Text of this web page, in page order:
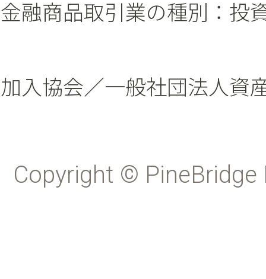
金融商品取引業の種別：投
加入協会／一般社団法人資
Copyright ©